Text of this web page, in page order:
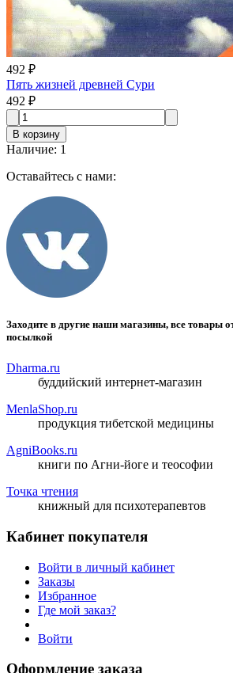
492 ₽
Пять жизней древней Сури
492 ₽
В корзину
Наличие: 1
Оставайтесь с нами:
Заходите в другие наши магазины, все товары
посылкой
Dharma.ru
буддийский интернет-магазин
MenlaShop.ru
продукция тибетской медицины
AgniBooks.ru
книги по Агни-йоге и теософии
Точка чтения
книжный для психотерапевтов
Кабинет покупателя
Войти в личный кабинет
Заказы
Избранное
Где мой заказ?
Войти
Оформление заказа